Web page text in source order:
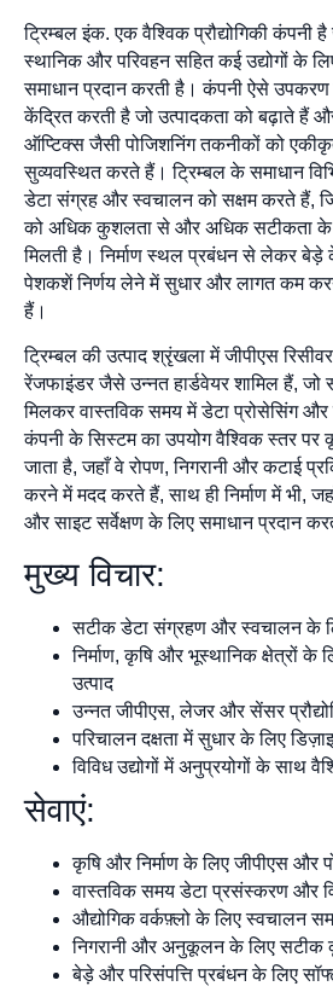
ट्रिम्बल इंक. एक वैश्विक प्रौद्योगिकी कंपनी है
स्थानिक और परिवहन सहित कई उद्योगों के
समाधान प्रदान करती है। कंपनी ऐसे उपकरण
केंद्रित करती है जो उत्पादकता को बढ़ाते हैं
ऑप्टिक्स जैसी पोजिशनिंग तकनीकों को
सुव्यवस्थित करते हैं। ट्रिम्बल के समाधान
डेटा संग्रह और स्वचालन को सक्षम करते हैं,
को अधिक कुशलता से और अधिक सटीकता के
मिलती है। निर्माण स्थल प्रबंधन से लेकर
पेशकशें निर्णय लेने में सुधार और लागत कम
हैं।
ट्रिम्बल की उत्पाद श्रृंखला में जीपीएस
रेंजफाइंडर जैसे उन्नत हार्डवेयर शामिल हैं, जो
मिलकर वास्तविक समय में डेटा प्रोसेसिंग और
कंपनी के सिस्टम का उपयोग वैश्विक स्तर पर
जाता है, जहाँ वे रोपण, निगरानी और कटाई
करने में मदद करते हैं, साथ ही निर्माण में भी,
और साइट सर्वेक्षण के लिए समाधान प्रदान
मुख्य विचार:
सटीक डेटा संग्रहण और स्वचालन के
निर्माण, कृषि और भूस्थानिक क्षेत्रों के
उत्पाद
उन्नत जीपीएस, लेजर और सेंसर
परिचालन दक्षता में सुधार के लिए
विविध उद्योगों में अनुप्रयोगों के साथ
सेवाएं:
कृषि और निर्माण के लिए जीपीएस और
वास्तविक समय डेटा प्रसंस्करण और
औद्योगिक वर्कफ़्लो के लिए स्वचालन
निगरानी और अनुकूलन के लिए सटीक
बेड़े और परिसंपत्ति प्रबंधन के लिए